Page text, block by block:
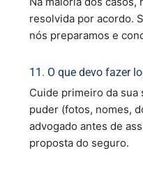
resolvida por acordo.
nós preparamos e
11. O que devo fazer
Cuide primeiro da sua
puder (fotos, nomes,
advogado antes de
proposta do seguro.